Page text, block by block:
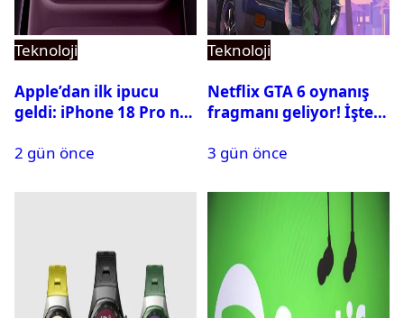
Teknoloji
Apple’dan ilk ipucu
geldi: iPhone 18 Pro ne
2 gün önce
Teknoloji
Netflix GTA 6 oynanış
fragmanı geliyor! İşte
3 gün önce